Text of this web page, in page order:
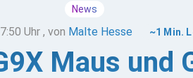
News
Uhr , von Malte Hesse ~1 Min.
Maus und